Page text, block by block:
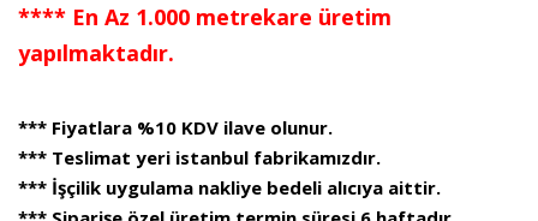
**** En Az 1.000 metrekare üretim
yapılmaktadır.
*** Fiyatlara %10 KDV ilave olunur.
*** Teslimat yeri istanbul fabrikamızdır.
*** İşçilik uygulama nakliye bedeli alıcıya aittir.